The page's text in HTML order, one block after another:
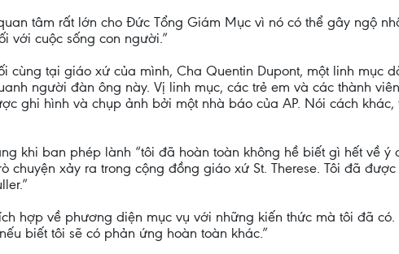
tâm rất lớn cho Đức Tổng Giám Mục vì nó có thể gây ngộ
với cuộc sống con người.”
cùng tại giáo xứ của mình, Cha Quentin Dupont, một linh mục
người đàn ông này. Vị linh mục, các trẻ em và các thành
ghi hình và chụp ảnh bởi một nhà báo của AP. Nói cách
khi ban phép lành “tôi đã hoàn toàn không hề biết gì hết về ý
chuyện xảy ra trong cộng đồng giáo xứ St. Therese. Tôi đã
hợp về phương diện mục vụ với những kiến thức mà tôi đã
biết tôi sẽ có phản ứng hoàn toàn khác.”